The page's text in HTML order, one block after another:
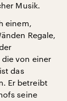
Musik.
einem,
Regale,
von einer
das
Er betreibt
seine